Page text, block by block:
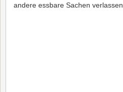
andere essbare Sachen verlassen.